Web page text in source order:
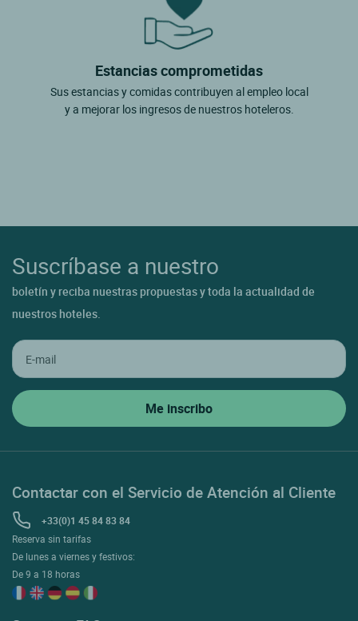
Estancias comprometidas
Sus estancias y comidas contribuyen al empleo local
y a mejorar los ingresos de nuestros hoteleros.
Suscríbase a nuestro
boletín y reciba nuestras propuestas y toda la actualidad de
nuestros hoteles.
Contactar con el Servicio de Atención al Cliente
+33(0)1 45 84 83 84
Reserva sin tarifas
De lunes a viernes y festivos:
De 9 a 18 horas